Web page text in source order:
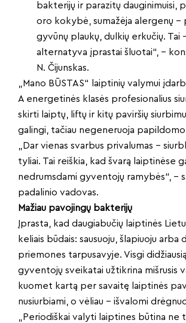
bakterijų ir parazitų dauginimuisi,
oro kokybė, sumažėja alergenų –
gyvūnų plaukų, dulkių erkučių. Tai
alternatyva įprastai šluotai“, –
N. Čijunskas.
„Mano BŪSTAS“ laiptinių valymui
A energetinės klasės profesionalius
skirti laiptų, liftų ir kitų paviršių
galingi, tačiau negeneruoja
„Dar vienas svarbus privalumas –
tyliai. Tai reiškia, kad švarą laiptinėse
nedrumsdami gyventojų ramybės“, –
padalinio vadovas.
Mažiau pavojingų bakterijų
Įprasta, kad daugiabučių laiptinės
keliais būdais: sausuoju, šlapiuoju arba
priemones tarpusavyje. Visgi
gyventojų sveikatai užtikrina mišrusis
kuomet kartą per savaitę laiptinės
nusiurbiami, o vėliau – išvalomi
„Periodiškai valyti laiptines būtina ne